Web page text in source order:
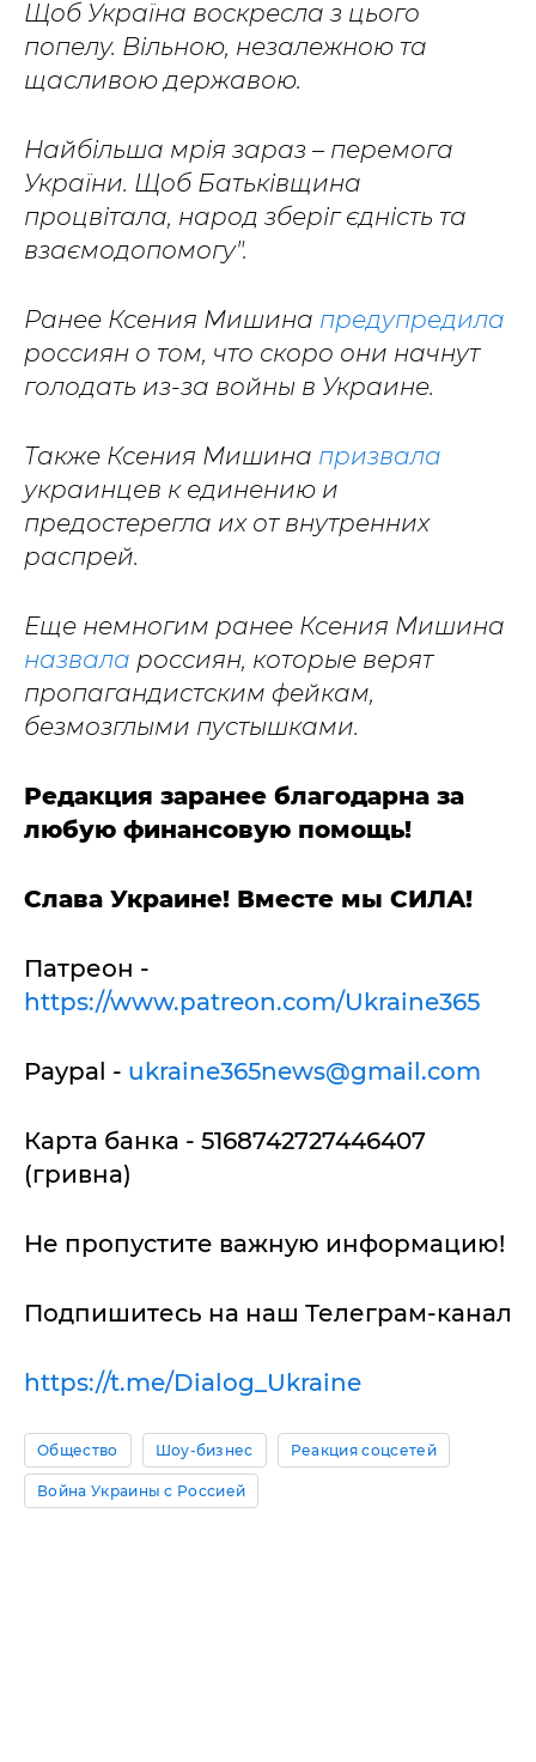
Щоб Україна воскресла з цього
попелу. Вільною, незалежною та
щасливою державою.
Найбільша мрія зараз – перемога
України. Щоб Батьківщина
процвітала, народ зберіг єдність та
взаємодопомогу".
Ранее Ксения Мишина предупредила
россиян о том, что скоро они начнут
голодать из-за войны в Украине.
Также Ксения Мишина призвала
украинцев к единению и
предостерегла их от внутренних
распрей.
Еще немногим ранее Ксения Мишина
назвала россиян, которые верят
пропагандистским фейкам,
безмозглыми пустышками.
Редакция заранее благодарна за
любую финансовую помощь!
Слава Украине! Вместе мы СИЛА!
Патреон -
https://www.patreon.com/Ukraine365
Paypal - ukraine365news@gmail.com
Карта банка - 5168742727446407
(гривна)
Не пропустите важную информацию!
Подпишитесь на наш Телеграм-канал
https://t.me/Dialog_Ukraine
Общество Шоу-бизнес Реакция соцсетей
Война Украины с Россией